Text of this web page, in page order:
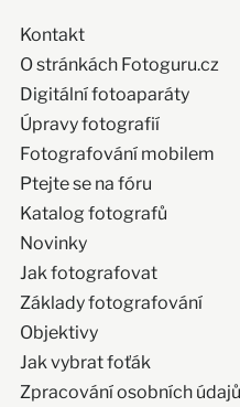
Kontakt
O stránkách Fotoguru.cz
Digitální fotoaparáty
Úpravy fotografií
Fotografování mobilem
Ptejte se na fóru
Katalog fotografů
Novinky
Jak fotografovat
Základy fotografování
Objektivy
Jak vybrat foťák
Zpracování osobních údajů